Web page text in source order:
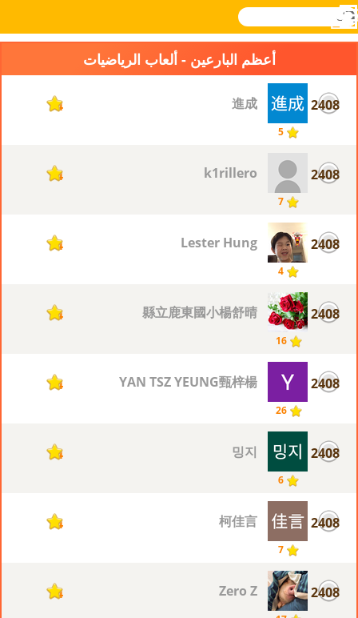
Novel
بحث
تسجيل
القائمة
أعظم البارعين - ألعاب الرياضيات
2408
5
進成
4
2408
7
k1rillero
4
2408
4
Lester Hung
4
2408
16
縣立鹿東國小楊舒晴
4
2408
26
YAN TSZ YEUNG甄梓楊
4
2408
6
밍지
4
2408
7
柯佳言
4
2408
Zero Z
4